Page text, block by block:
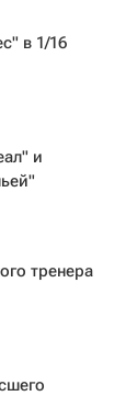
в 1/16
и
тренера